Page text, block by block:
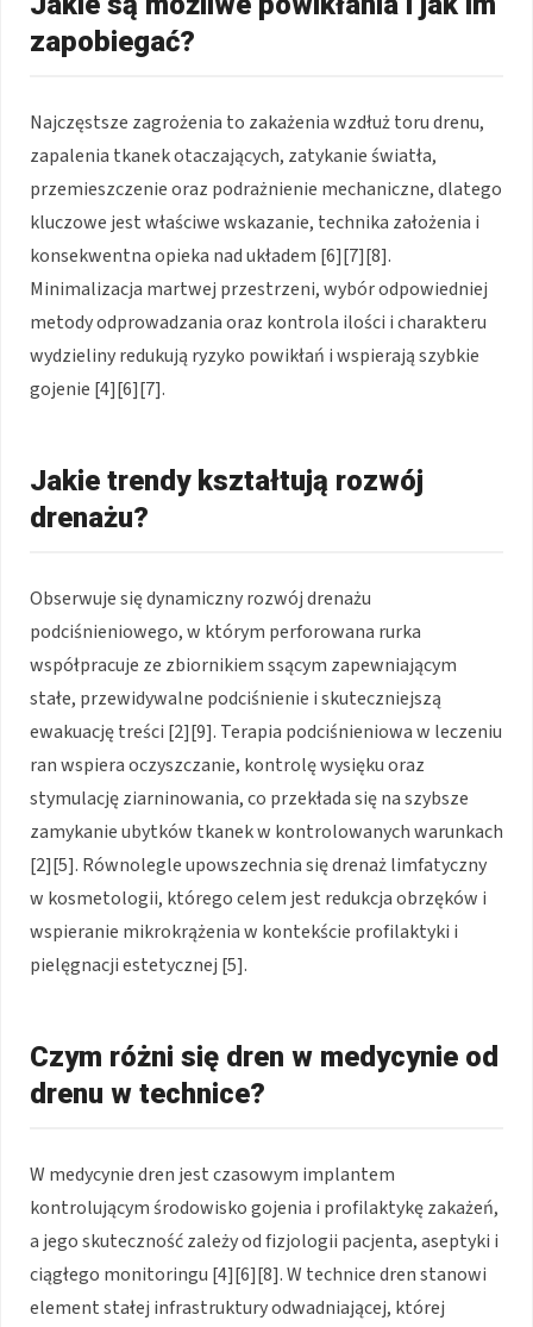
zapobiegać?
Najczęstsze zagrożenia to zakażenia wzdłuż toru drenu,
zapalenia tkanek otaczających, zatykanie światła,
przemieszczenie oraz podrażnienie mechaniczne, dlatego
kluczowe jest właściwe wskazanie, technika założenia i
konsekwentna opieka nad układem [6][7][8].
Minimalizacja martwej przestrzeni, wybór odpowiedniej
metody odprowadzania oraz kontrola ilości i charakteru
wydzieliny redukują ryzyko powikłań i wspierają szybkie
gojenie [4][6][7].
Jakie trendy kształtują rozwój
drenażu?
Obserwuje się dynamiczny rozwój drenażu
podciśnieniowego, w którym perforowana rurka
współpracuje ze zbiornikiem ssącym zapewniającym
stałe, przewidywalne podciśnienie i skuteczniejszą
ewakuację treści [2][9]. Terapia podciśnieniowa w leczeniu
ran wspiera oczyszczanie, kontrolę wysięku oraz
stymulację ziarninowania, co przekłada się na szybsze
zamykanie ubytków tkanek w kontrolowanych warunkach
[2][5]. Równolegle upowszechnia się drenaż limfatyczny
w kosmetologii, którego celem jest redukcja obrzęków i
wspieranie mikrokrążenia w kontekście profilaktyki i
pielęgnacji estetycznej [5].
Czym różni się dren w medycynie od
drenu w technice?
W medycynie dren jest czasowym implantem
kontrolującym środowisko gojenia i profilaktykę zakażeń,
a jego skuteczność zależy od fizjologii pacjenta, aseptyki i
ciągłego monitoringu [4][6][8]. W technice dren stanowi
element stałej infrastruktury odwadniającej, której